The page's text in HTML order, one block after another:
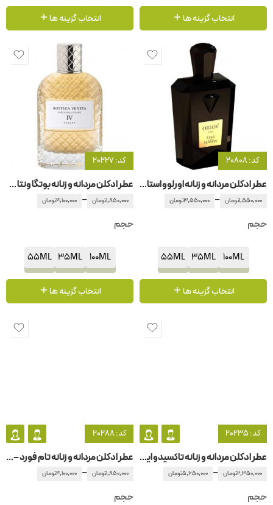
انتخاب گزینه ها انتخاب گزینه ها
کد: 20808
عطر ادکلن مردانه و زنانه اورلوو استار آف سیزن
1,550,000تومان –
3,550,000تومان
حجم
100ML
35ML
55ML
انتخاب گزینه ها
کد: 20227
عطر ادکلن مردانه و زنانه بوتگا ونتا پارکو پالادیانو 4
1,850,000تومان –
4,100,000تومان
حجم
100ML
35ML
55ML
انتخاب گزینه ها
کد: 20235
عطر ادکلن مردانه و زنانه تاکسیدو ایو سن لورن – ایفسن لورن
2,350,000تومان –
5,650,000تومان
حجم
کد: 20288
عطر ادکلن مردانه و زنانه تام فورد – تامفورد وانیل فاتال
1,850,000تومان –
4,100,000تومان
حجم